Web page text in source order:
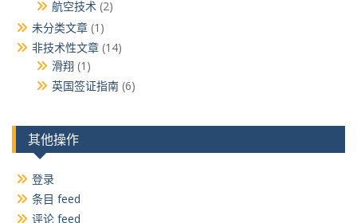
航空技术 (2)
未分类文章 (1)
非技术性文章 (14)
滑翔 (1)
英国签证指南 (6)
其他操作
登录
条目 feed
评论 feed